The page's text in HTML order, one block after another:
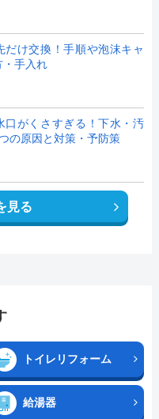
だけ交換！手順や泡沫キャ
・手入れ
口がくさすぎる！下水・汚
の原因と対策・予防策
見る
トイレリフォーム
給湯器